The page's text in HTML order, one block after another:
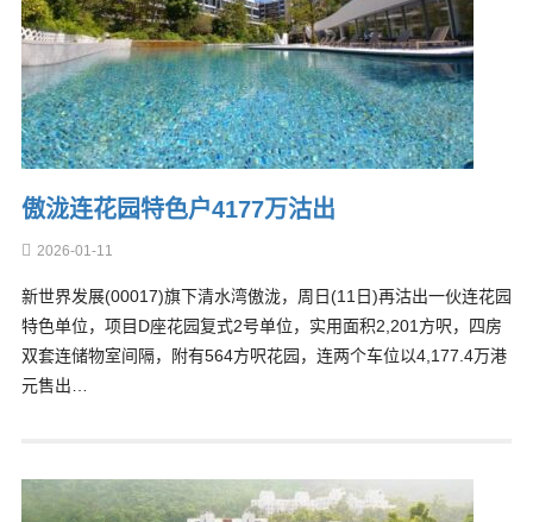
傲泷连花园特色户4177万沽出
2026-01-11
新世界发展(00017)旗下清水湾傲泷，周日(11日)再沽出一伙连花园
特色单位，项目D座花园复式2号单位，实用面积2,201方呎，四房
双套连储物室间隔，附有564方呎花园，连两个车位以4,177.4万港
元售出…